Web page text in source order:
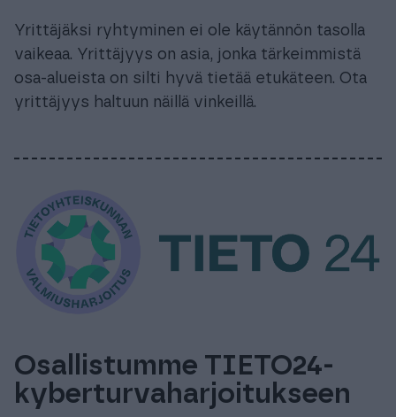
Yrittäjäksi ryhtyminen ei ole käytännön tasolla
vaikeaa. Yrittäjyys on asia, jonka tärkeimmistä
osa-alueista on silti hyvä tietää etukäteen. Ota
yrittäjyys haltuun näillä vinkeillä.
Osallistumme TIETO24-
kyberturvaharjoitukseen